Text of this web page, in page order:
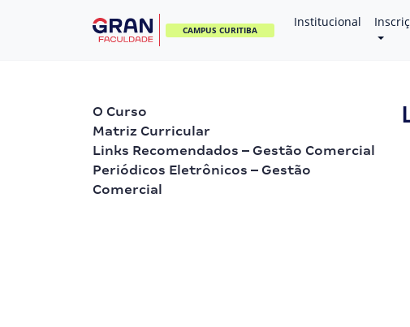
CAMPUS CURITIBA
Institucional
O Curso
Matriz Curricular
Links Recomendados – Gestão Comercial
Periódicos Eletrônicos – Gestão
Comercial